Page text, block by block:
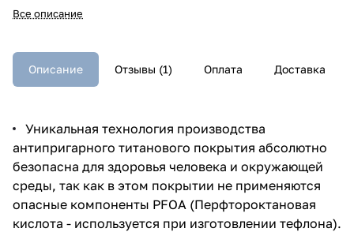
Все описание
Описание Отзывы (1) Оплата Доставка
Уникальная технология производства
антипригарного титанового покрытия абсолютно
безопасна для здоровья человека и окружающей
среды, так как в этом покрытии не применяются
опасные компоненты PFOA (Перфтороктановая
кислота - используется при изготовлении тефлона).